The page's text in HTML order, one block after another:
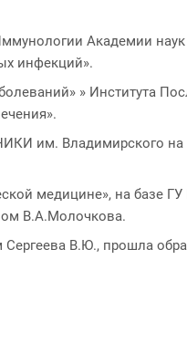
Академии
инфекций».
» Института
им. Владимирского
медицине», на базе
В.А.Молочкова.
Сергеева В.Ю., прошла